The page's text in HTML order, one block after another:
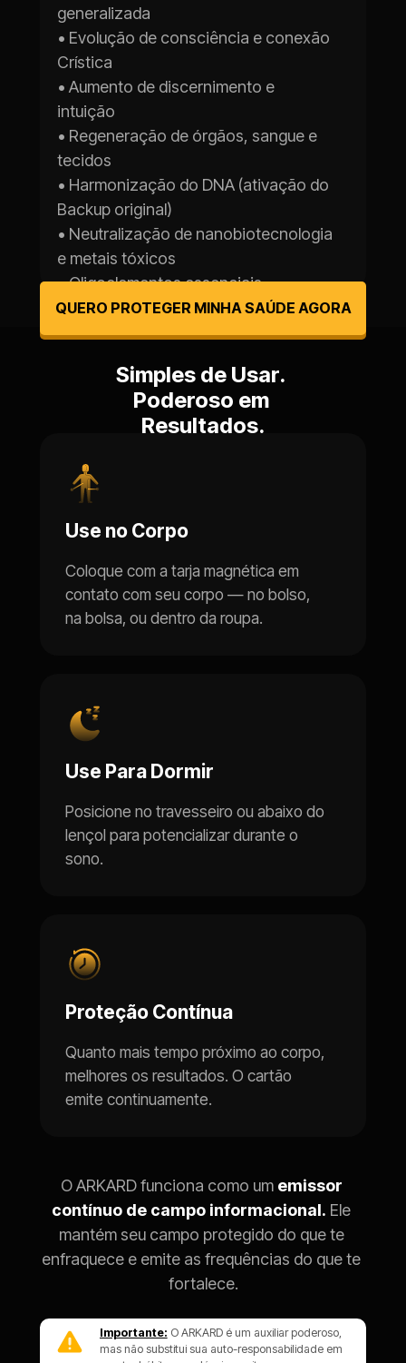
generalizada
• Evolução de consciência e conexão
Crística
• Aumento de discernimento e
intuição
• Regeneração de órgãos, sangue e
tecidos
• Harmonização do DNA (ativação do
Backup original)
• Neutralização de nanobiotecnologia
e metais tóxicos
• Oligoelementos essenciais
QUERO PROTEGER MINHA SAÚDE AGORA
Simples de Usar.
Poderoso em
Resultados.
Use no Corpo
Use Para Dormir
Proteção Contínua
Coloque com a tarja magnética em
contato com seu corpo — no bolso,
na bolsa, ou dentro da roupa.
Posicione no travesseiro ou abaixo do
lençol para potencializar durante o
sono.
Quanto mais tempo próximo ao corpo,
melhores os resultados. O cartão
emite continuamente.
O ARKARD funciona como um emissor
contínuo de campo informacional. Ele
mantém seu campo protegido do que te
enfraquece e emite as frequências do que te
fortalece.
Importante: O ARKARD é um auxiliar poderoso,
mas não substitui sua auto-responsabilidade em